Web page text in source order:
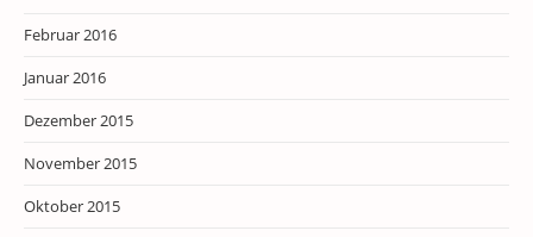
Februar 2016
Januar 2016
Dezember 2015
November 2015
Oktober 2015